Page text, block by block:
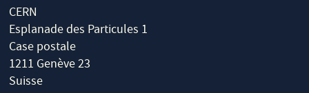
CERN
Esplanade des Particules 1
Case postale
1211 Genève 23
Suisse